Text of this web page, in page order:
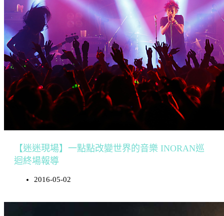
【迷迷現場】一點點改變世界的音樂 INORAN巡
迴終場報導
2016-05-02